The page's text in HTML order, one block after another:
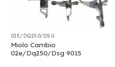
02E/DQ250/DSG
Miolo Cambio
02e/Dq250/Dsg 9015